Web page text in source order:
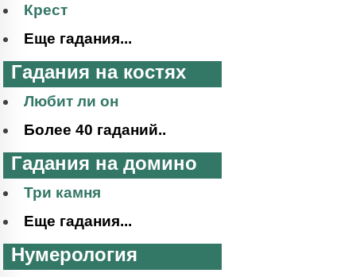
Крест
Еще гадания...
Гадания на костях
Любит ли он
Более 40 гаданий..
Гадания на домино
Три камня
Еще гадания...
Нумерология